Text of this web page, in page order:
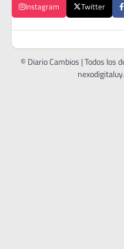
Instagram Twitter